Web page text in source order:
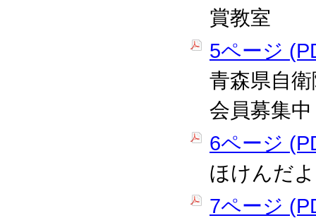
賞教室
5ページ
青森県自
会員募集
6ページ
ほけんだ
7ページ